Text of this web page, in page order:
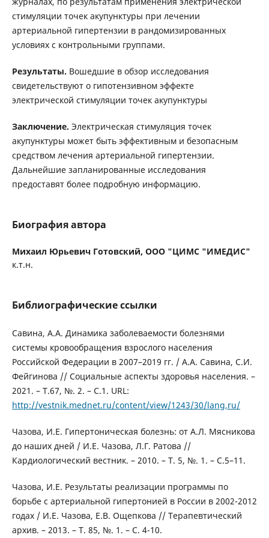
стимуляции точек акупунктуры при лечении
артериальной гипертензии в рандомизированных
условиях с контрольными группами.
Результаты. Вошедшие в обзор исследования
свидетельствуют о гипотензивном эффекте
электрической стимуляции точек акупунктуры
Заключение. Электрическая стимуляция точек
акупунктуры может быть эффективным и безопасным
средством лечения артериальной гипертензии.
Дальнейшие запланированные исследования
предоставят более подробную информацию.
Биография автора
Михаил Юрьевич Готовский, ООО "ЦИМС "ИМЕДИС"
к.т.н.
Библиографические ссылки
Савина, А.А. Динамика заболеваемости болезнями
системы кровообращения взрослого населения
Российской Федерации в 2007–2019 гг. / А.А. Савина, С.И.
Фейгинова // Социальные аспекты здоровья населения. –
2021. – Т.67, №. 2. – С.1. URL:
http://vestnik.mednet.ru/content/view/1243/30/lang,ru/
Чазова, И.Е. Гипертоническая болезнь: от А.Л. Мясникова
до наших дней / И.Е. Чазова, Л.Г. Ратова //
Кардиологический вестник. – 2010. – Т. 5, №. 1. – С.5–11.
Чазова, И.Е. Результаты реализации программы по
борьбе с артериальной гипертонией в России в 2002-2012
годах / И.Е. Чазова, Е.В. Ощепкова // Терапевтический
архив. – 2013. – Т. 85, №. 1. – С. 4-10.